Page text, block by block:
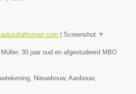
Screenshot ▼
30 jaar oud en afgestudeerd MBO
Nieuwbouw, Aanbouw,